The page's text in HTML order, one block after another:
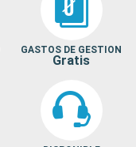
GASTOS DE GESTION
Gratis